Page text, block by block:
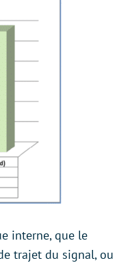
interne, que le
trajet du signal, ou